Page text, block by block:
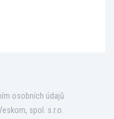
osobních údajů
spol. s.r.o.